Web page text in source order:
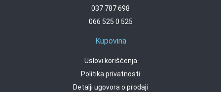
037 787 698
066 525 0 525
Kupovina
Uslovi korišćenja
Politika privatnosti
Detalji ugovora o prodaji